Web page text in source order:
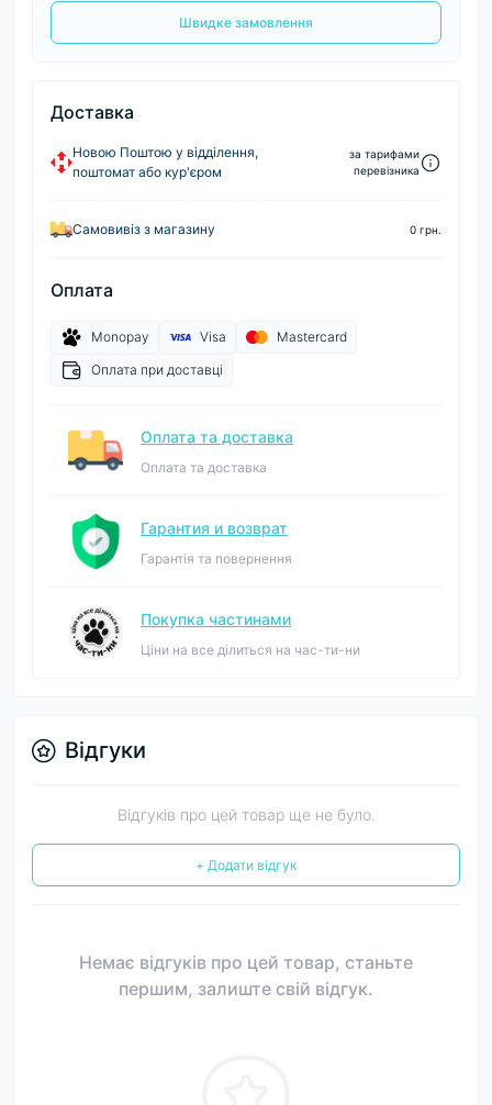
Швидке замовлення
Доставка
Новою Поштою у відділення,
поштомат або кур'єром
за тарифами
перевізника
Самовивіз з магазину 0 грн.
Оплата
Monopay Visa
Mastercard
Оплата при доставці
Оплата та доставка
Оплата та доставка
Гарантия и возврат
Гарантія та повернення
Покупка частинами
Ціни на все ділиться на час-ти-ни
Відгуки
Відгуків про цей товар ще не було.
+ Додати відгук
Немає відгуків про цей товар, станьте
першим, залиште свій відгук.